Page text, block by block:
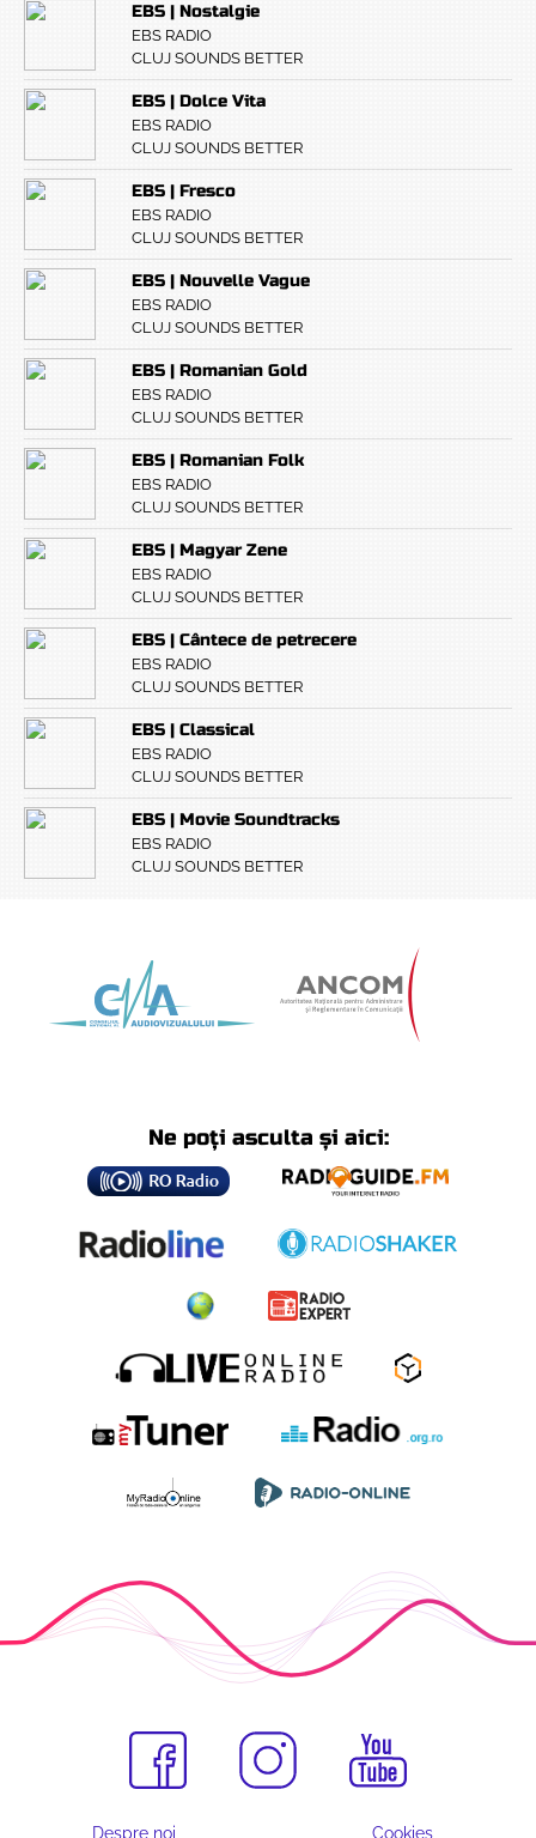
EBS | Nostalgie
EBS RADIO
CLUJ SOUNDS BETTER
EBS | Dolce Vita
EBS RADIO
CLUJ SOUNDS BETTER
EBS | Fresco
EBS RADIO
CLUJ SOUNDS BETTER
EBS | Nouvelle Vague
EBS RADIO
CLUJ SOUNDS BETTER
EBS | Romanian Gold
EBS RADIO
CLUJ SOUNDS BETTER
EBS | Romanian Folk
EBS RADIO
CLUJ SOUNDS BETTER
EBS | Magyar Zene
EBS RADIO
CLUJ SOUNDS BETTER
EBS | Cântece de petrecere
EBS RADIO
CLUJ SOUNDS BETTER
EBS | Classical
EBS RADIO
CLUJ SOUNDS BETTER
EBS | Movie Soundtracks
EBS RADIO
CLUJ SOUNDS BETTER
Ne poți asculta și aici:
Despre noi Cookies